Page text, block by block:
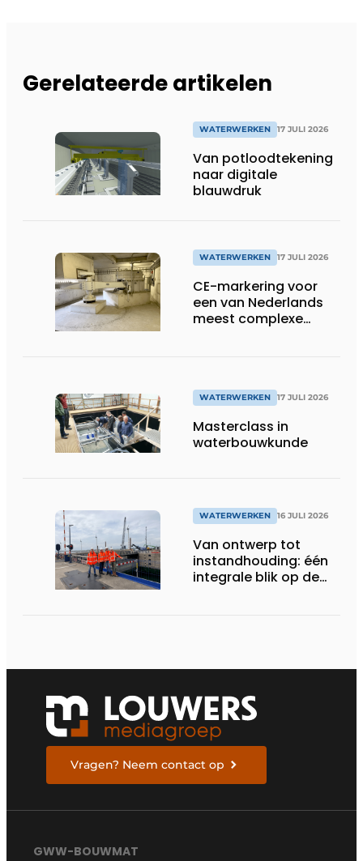
Gerelateerde artikelen
WATERWERKEN 17 JULI 2026
Van potloodtekening
naar digitale
blauwdruk
WATERWERKEN 17 JULI 2026
CE-markering voor
een van Nederlands
meest complexe
WATERWERKEN 17 JULI 2026
Masterclass in
waterbouwkunde
WATERWERKEN 16 JULI 2026
Van ontwerp tot
instandhouding: één
integrale blik op de
Vragen? Neem contact op
GWW-BOUWMAT